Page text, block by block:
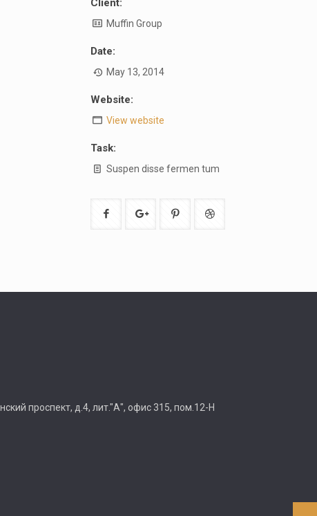
Client:
Muffin Group
Date:
May 13, 2014
Website:
View website
Task:
Suspen disse fermen tum
проспект, д.4, лит."А", офис 315, пом.12-Н